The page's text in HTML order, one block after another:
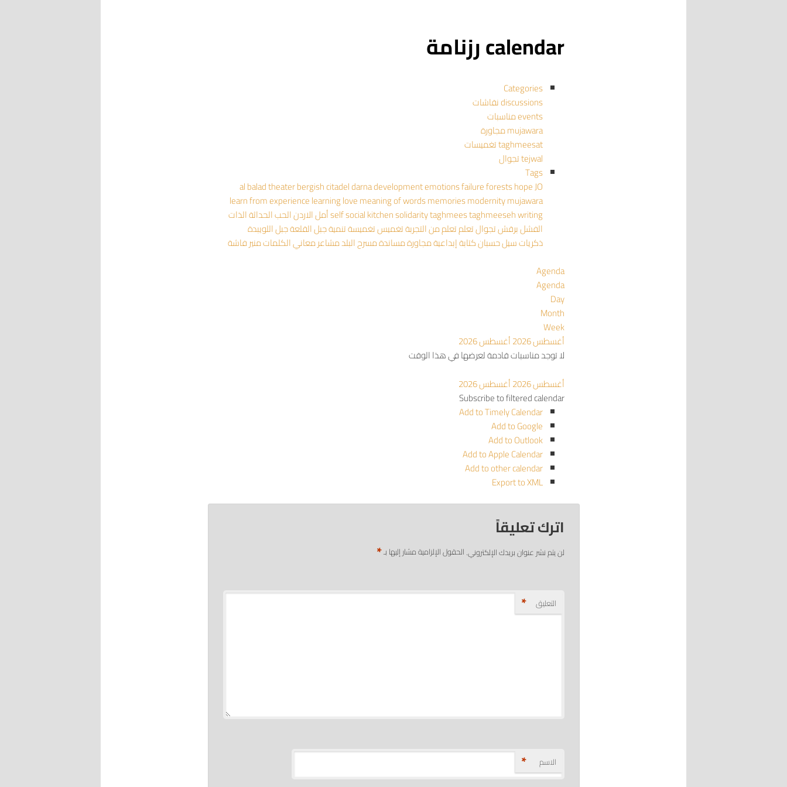
calendar رزنامة
Categories
discussions نقاشات
events مناسبات
mujawara مجاورة
taghmeesat تغميسات
tejwal تجوال
Tags
al balad theaterbergishcitadeldarnadevelopmentemotionsfailureforestshopeJO
learn from experiencelearninglovemeaning of wordsmemoriesmodernitymujawara
selfsocial kitchensolidaritytaghmeestaghmeesehwriting أملالاردنالحبالحداثةالذات
الفشلبرقشتجوالتعلمتعلم من التجربةتغميستغميسةتنميةجبل القلعةجبل اللويبدة
ذكرياتسيل حسبانكتابة إبداعيةمجاورةمساندةمسرح البلدمشاعرمعاني الكلماتمنير فاشة
Agenda
Agenda
Day
Month
Week
أغسطس 2026
أغسطس 2026
لا توجد مناسبات قادمة لعرضها في هذا الوقت
أغسطس 2026
أغسطس 2026
Subscribe to filtered calendar
Add to Timely Calendar
Add to Google
Add to Outlook
Add to Apple Calendar
Add to other calendar
Export to XML
اترك تعليقاً
لن يتم نشر عنوان بريدك الإلكتروني. الحقول الإلزامية مشار إليها بـ*
التعليق *
الاسم *